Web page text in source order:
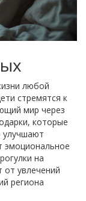
любой
стремятся к
мир через
которые
улучшают
эмоциональное
на
увлечений
региона